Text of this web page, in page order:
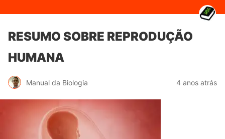
RESUMO SOBRE REPRODUÇÃO
HUMANA
Manual da Biologia 4 anos atrás